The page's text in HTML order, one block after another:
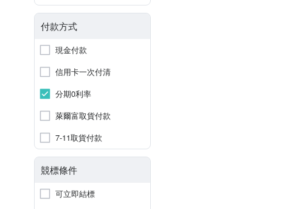
付款方式
現金付款
信用卡一次付清
分期0利率
萊爾富取貨付款
7-11取貨付款
競標條件
可立即結標